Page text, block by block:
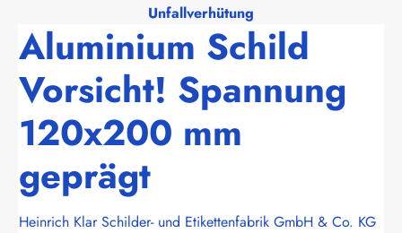
Unfallverhütung
Aluminium Schild
Vorsicht! Spannung
120x200 mm
geprägt
Heinrich Klar Schilder- und Etikettenfabrik GmbH & Co. KG